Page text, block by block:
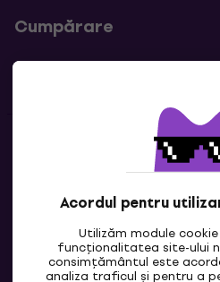
Acordul pentru
Utilizăm module
funcționalitatea site-ului
consimțământul este
analiza traficul și pentru a
Cumpărare
Linkuri utile